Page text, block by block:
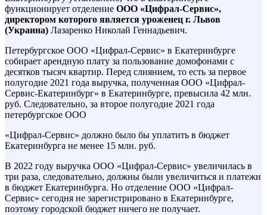
функционирует отделение ООО «Цифрал-Сервис»,
директором которого является уроженец г. Львов
(Украина) Лазаренко Николай Геннадьевич.
Петербургское ООО «Цифрал-Сервис» в Екатеринбурге
собирает арендную плату за пользование домофонами с
десятков тысяч квартир. Перед слиянием, то есть за первое
полугодие 2021 года выручка, полученная ООО «Цифрал-
Сервис-Екатеринбург» в Екатеринбурге, превысила 42 млн.
руб. Следовательно, за второе полугодие 2021 года
петербургское ООО
«Цифрал-Сервис» должно было бы уплатить в бюджет
Екатеринбурга не менее 15 млн. руб.
В 2022 году выручка ООО «Цифрал-Сервис» увеличилась в
три раза, следовательно, должны были увеличиться и платежи
в бюджет Екатеринбурга. Но отделение ООО «Цифрал-
Сервис» сегодня не зарегистрировано в Екатеринбурге,
поэтому городской бюджет ничего не получает.